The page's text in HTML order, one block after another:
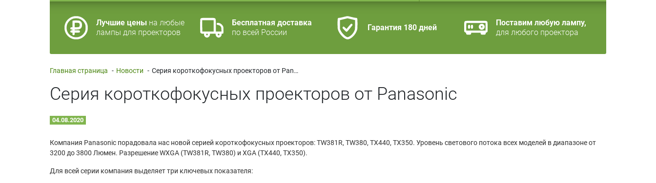
Лучшие цены на любые
лампы для проекторов
Бесплатная доставка
по всей России
Гарантия 180 дней
Поставим любую лампу,
для любого проектора
Главная страница - Новости - Серия короткофокусных проекторов от Panasonic
Серия короткофокусных проекторов от Panasonic
04.08.2020
Компания Panasonic порадовала нас новой серией короткофокусных проекторов: TW381R, TW380, TX440, TX350. Уровень светового потока всех моделей в диапазоне от
3200 до 3800 Люмен. Разрешение WXGA (TW381R, TW380) и XGA (TX440, TX350).
Для всей серии компания выделяет три ключевых показателя: